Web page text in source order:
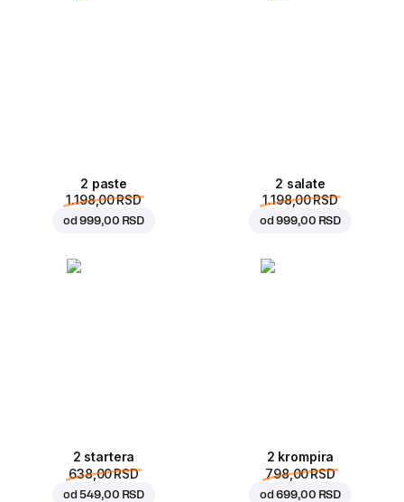
2 paste
1.198,00 RSD
od999,00 RSD
2 salate
1.198,00 RSD
od999,00 RSD
2 startera
638,00 RSD
od549,00 RSD
2 krompira
798,00 RSD
od699,00 RSD